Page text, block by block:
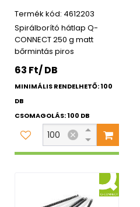
4612203
Spirálborító hátlap Q-
CONNECT 250 g matt
bőrmintás piros
63 Ft/ DB
MINIMÁLIS RENDELHETŐ: 100
DB
CSOMAGOLÁS: 100 DB